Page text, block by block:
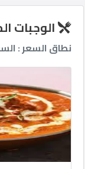
الوجبات
نطاق السعر : السعر من